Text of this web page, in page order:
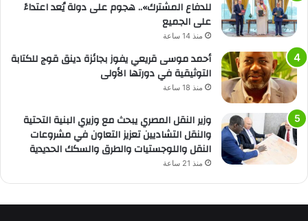
للدفاع المشترك».. هجوم على دولة يُعد اعتداءً
على الجميع
منذ 14 ساعة
أحمد موسى قريعي يفوز بجائزة دينق قوج للكتابة
التوثيقية في دورتها الأولى
منذ 18 ساعة
وزير النقل المصري يبحث مع وزيري البنية التحتية
والنقل التشاديين تعزيز التعاون في مشروعات
النقل واللوجستيات والطرق والسكك الحديدية
منذ 21 ساعة